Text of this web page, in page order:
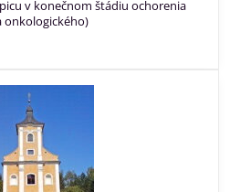
v konečnom štádiu ochorenia
onkologického)